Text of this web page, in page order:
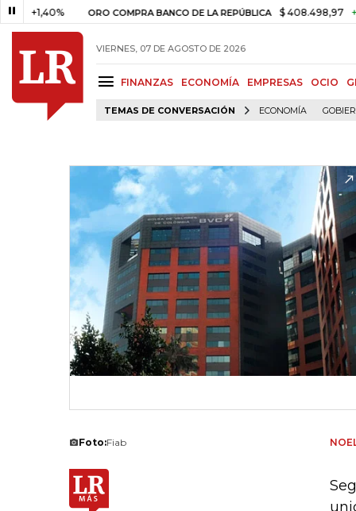
ORO COMPRA BANCO DE LA REPÚBLICA $ 408.498,97 +$
VIERNES, 07 DE AGOSTO DE 2026
FINANZAS ECONOMÍA EMPRESAS OCIO
TEMAS DE CONVERSACIÓN ECONOMÍA
Foto:Fiab